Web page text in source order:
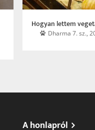
Hogyan lettem
Dharma 7. sz.,
A honlapról